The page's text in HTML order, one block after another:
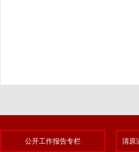
公开工作报告专栏